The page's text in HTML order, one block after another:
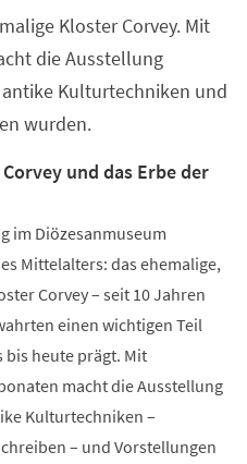
Kloster Corvey. Mit
die Ausstellung
Kulturtechniken und
wurden.
und das Erbe der
im Diözesanmuseum
Mittelalters: das ehemalige,
Corvey – seit 10 Jahren
einen wichtigen Teil
bis heute prägt. Mit
macht die Ausstellung
Kulturtechniken –
– und Vorstellungen